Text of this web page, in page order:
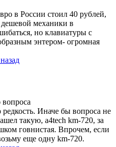
в России стоил 40 рублей,
механики в
но клавиатуры с
энтером- огромная
Иначе бы вопроса не
такую, a4tech km-720, за
говнистая. Впрочем, если
еще одну km-720.